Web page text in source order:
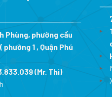
Phùng, phường cầu
phường 1 , Quận Phú
(Mr. Thi)